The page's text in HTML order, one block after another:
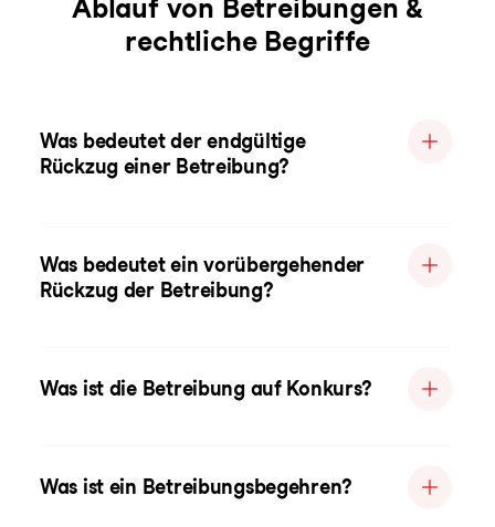
Ablauf von Betreibungen &
rechtliche Begriffe
Was bedeutet der endgültige
Rückzug einer Betreibung?
Was bedeutet ein vorübergehender
Rückzug der Betreibung?
Was ist die Betreibung auf Konkurs?
Was ist ein Betreibungsbegehren?